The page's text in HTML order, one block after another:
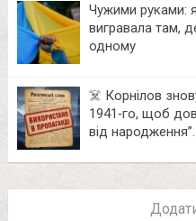
Чужими руками:
вигравала там,
одному
☠️ Корнілов
1941‑го, щоб
від народження”.